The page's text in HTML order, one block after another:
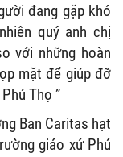
đang gặp khó
quý anh chị
với những hoàn
mặt để giúp đỡ
Thọ ”
Ban Caritas hạt
giáo xứ Phú